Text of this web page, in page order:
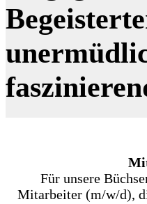
Für unsere
Mitarbeiter (m/w/d),